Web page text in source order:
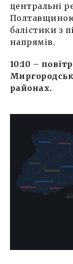
центральні
балістики з
напрямів.
10:10 –
районах.